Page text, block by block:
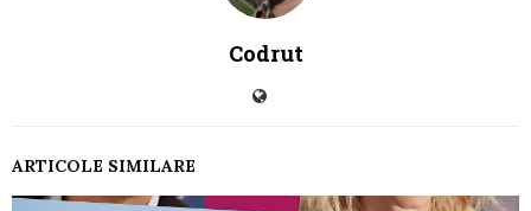
Codrut
ARTICOLE SIMILARE